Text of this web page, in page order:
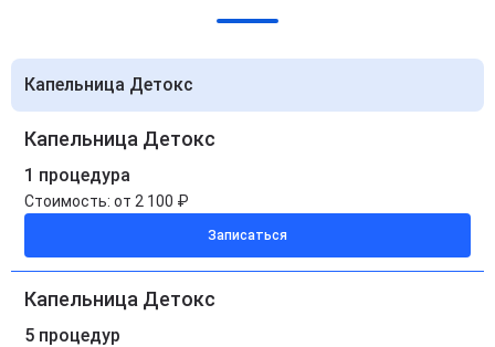
Капельница Детокс
Капельница Детокс
1 процедура
Стоимость: от 2 100 ₽
Записаться
Капельница Детокс
5 процедур